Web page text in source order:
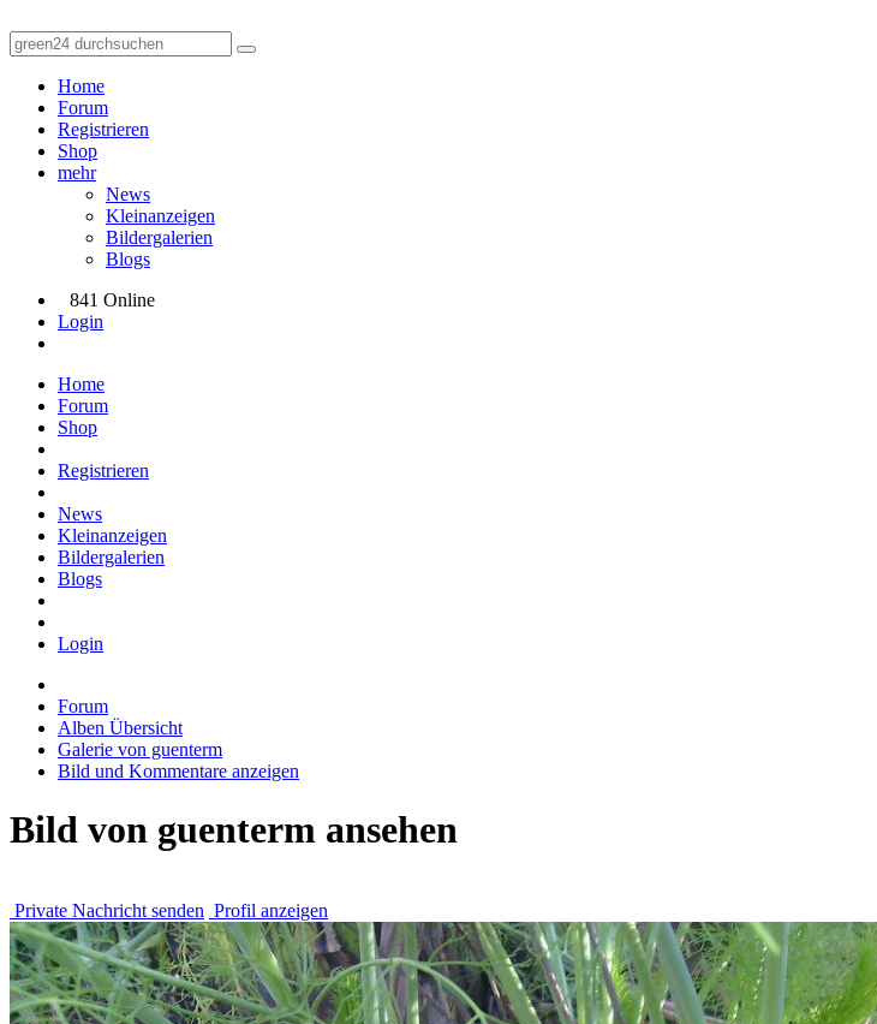
Home
Forum
Registrieren
Shop
mehr
News
Kleinanzeigen
Bildergalerien
Blogs
841 Online
Login
Home
Forum
Shop
Registrieren
News
Kleinanzeigen
Bildergalerien
Blogs
Login
Forum
Alben Übersicht
Galerie von guenterm
Bild und Kommentare anzeigen
Bild von guenterm ansehen
Private Nachricht senden Profil anzeigen